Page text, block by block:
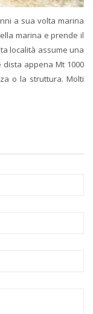
a sua volta marina
marina e prende il
località assume una
appena Mt 1000
o la struttura. Molti